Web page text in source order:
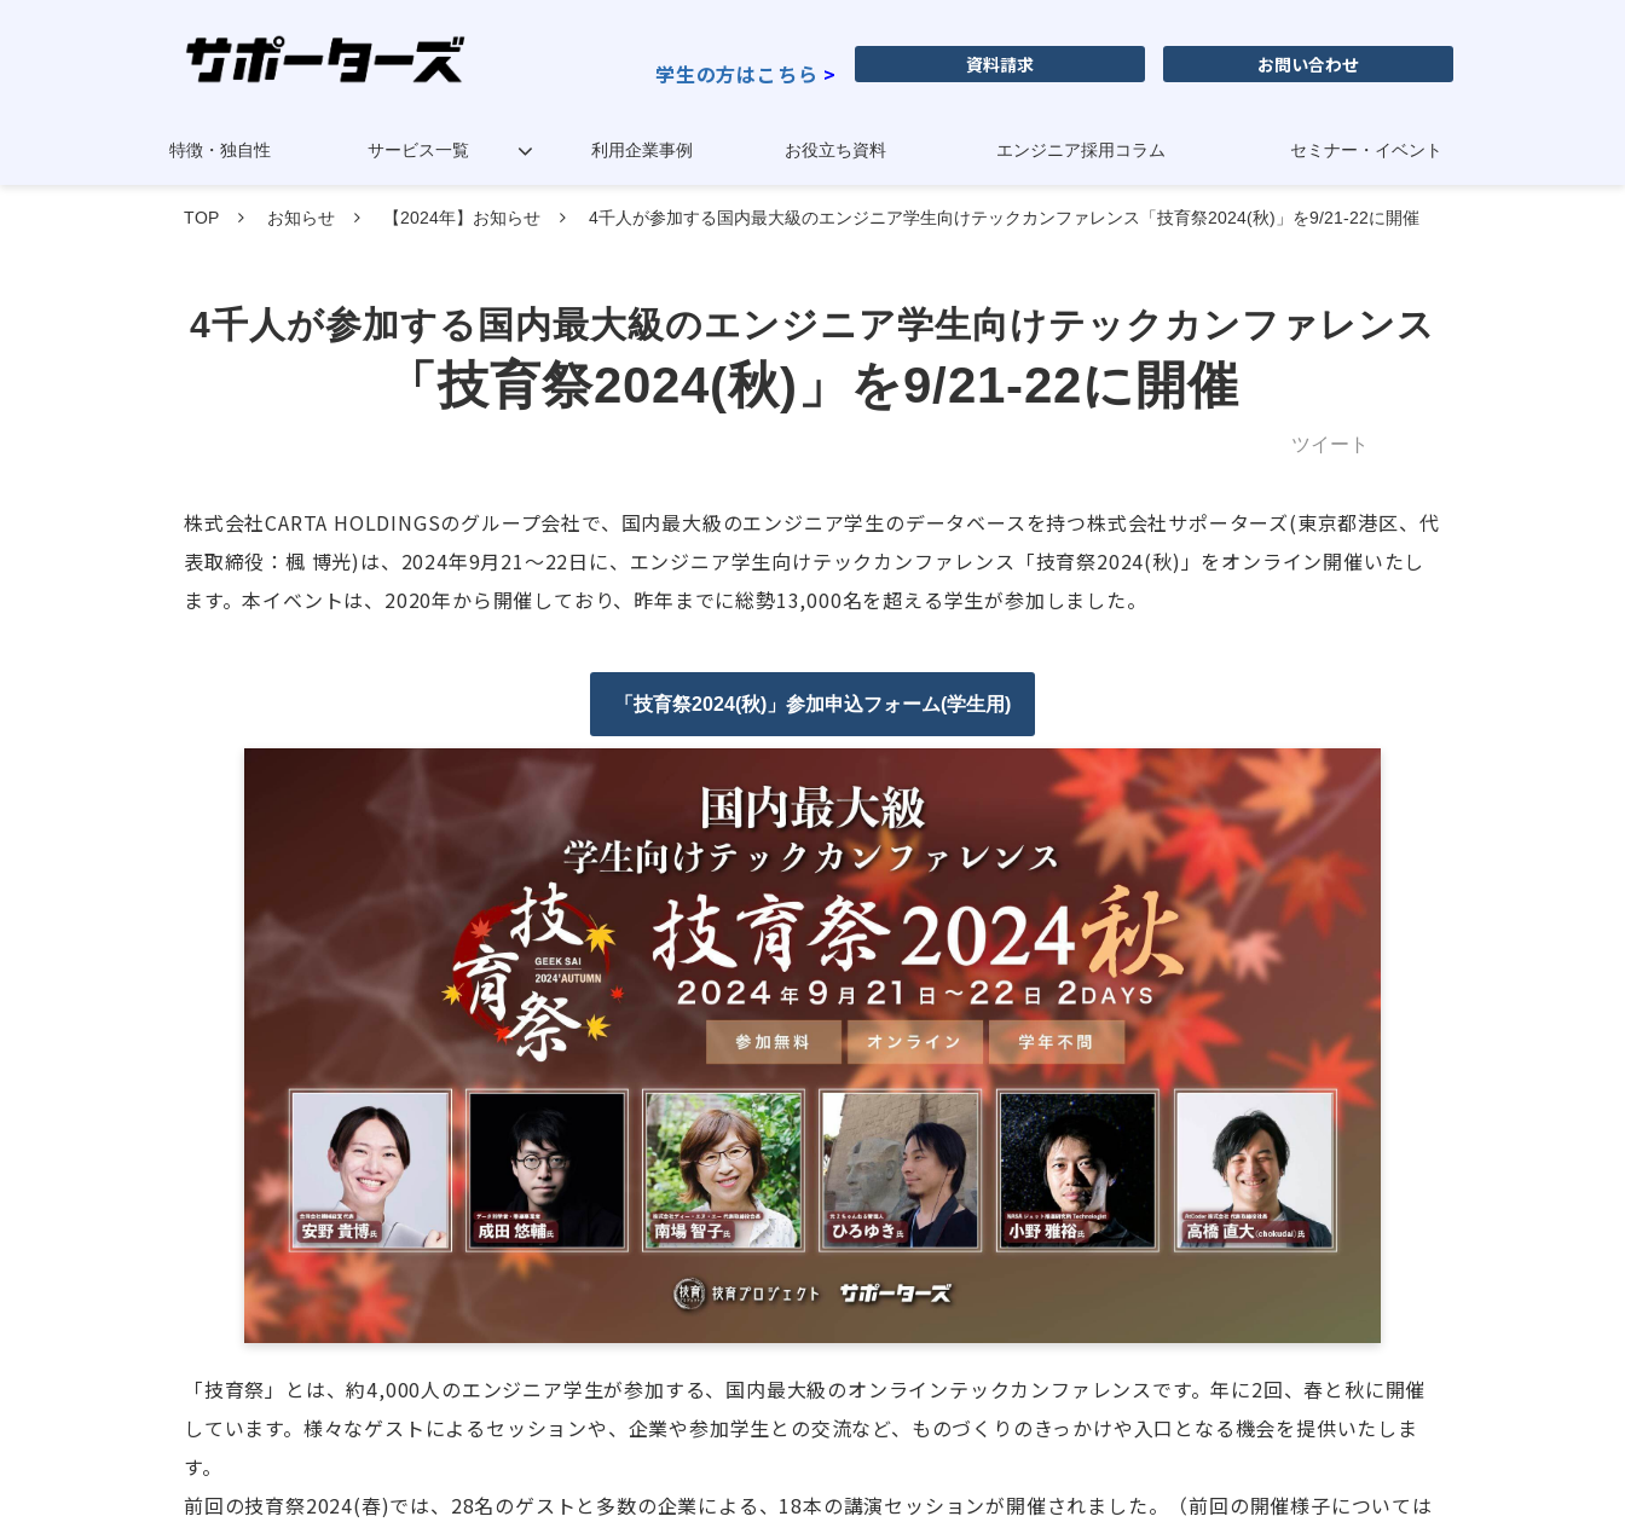
学生の方はこちら > 資料請求 お問い合わせ
特徴・独自性 サービス一覧 利用企業事例 お役立ち資料 エンジニア採用コラム セミナー・イベント
TOP お知らせ 【2024年】お知らせ 4千人が参加する国内最大級のエンジニア学生向けテックカンファレンス「技育祭2024(秋)」を9/21-22に開催
4千人が参加する国内最大級のエンジニア学生向けテックカンファレンス
「技育祭2024(秋)」を9/21-22に開催
ツイート
株式会社CARTA HOLDINGSのグループ会社で、国内最大級のエンジニア学生のデータベースを持つ株式会社サポーターズ(東京都港区、代
表取締役：楓 博光)は、2024年9月21～22日に、エンジニア学生向けテックカンファレンス「技育祭2024(秋)」をオンライン開催いたし
ます。本イベントは、2020年から開催しており、昨年までに総勢13,000名を超える学生が参加しました。
「技育祭2024(秋)」参加申込フォーム(学生用)
「技育祭」とは、約4,000人のエンジニア学生が参加する、国内最大級のオンラインテックカンファレンスです。年に2回、春と秋に開催
しています。様々なゲストによるセッションや、企業や参加学生との交流など、ものづくりのきっかけや入口となる機会を提供いたしま
す。
前回の技育祭2024(春)では、28名のゲストと多数の企業による、18本の講演セッションが開催されました。（前回の開催様子については